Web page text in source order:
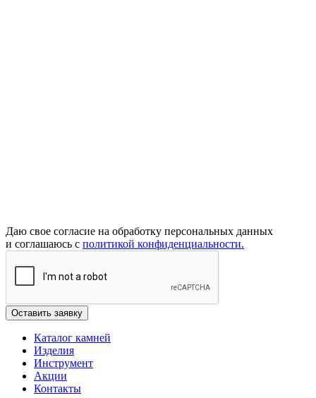
Даю свое согласие на обработку персональных данных
и соглашаюсь с политикой конфиденциальности.
Каталог камней
Изделия
Инструмент
Акции
Контакты